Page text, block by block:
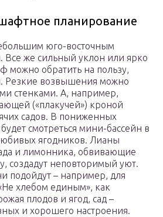
планирование
юго-восточным
Все же сильный уклон или ярко
можно обратить на пользу,
Резкие возвышения можно
стенками. А, например,
(«плакучей») кроной
садов. В пониженных
смотреться мини-бассейн в
ягодников. Лианы
и лимонника, обвивающие
создадут неповторимый уют.
подойдут – например, для
хлебом единым», как
плодов и ягод, сад –
и хорошего настроения.